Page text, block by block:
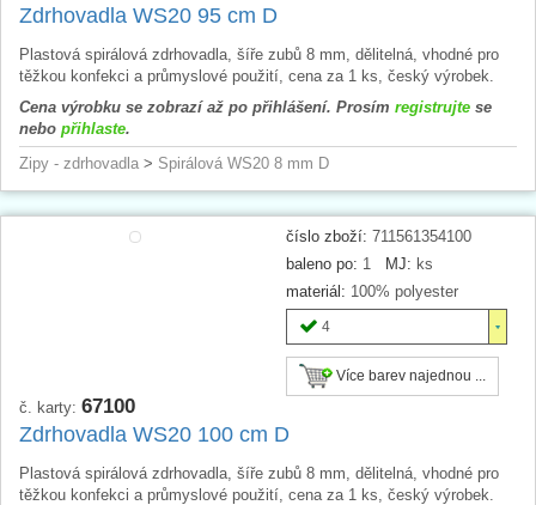
Zdrhovadla WS20 95 cm D
Plastová spirálová zdrhovadla, šíře zubů 8 mm, dělitelná, vhodné pro
těžkou konfekci a průmyslové použití, cena za 1 ks, český výrobek.
Cena výrobku se zobrazí až po přihlášení. Prosím registrujte se
nebo přihlaste.
Zipy - zdrhovadla > Spirálová WS20 8 mm D
číslo zboží: 711561354100
baleno po: 1 MJ: ks
materiál: 100% polyester
4
Více barev najednou ...
č. karty: 67100
Zdrhovadla WS20 100 cm D
Plastová spirálová zdrhovadla, šíře zubů 8 mm, dělitelná, vhodné pro
těžkou konfekci a průmyslové použití, cena za 1 ks, český výrobek.